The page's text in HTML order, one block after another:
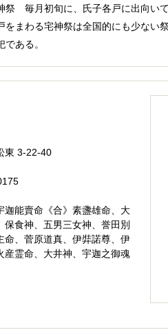
毎月初旬に、氏子各戸に出向い
をまわる宅神祭は全国的にも少ない
ある。
東 3-22-40
迦能賣命《合》素盞雄命、大
保食神、五男三女神、誉田別
命、菅原道真、伊弉諾尊、伊
産霊命、大井神、宇迦之御魂